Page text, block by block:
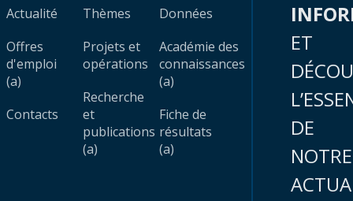
Actualité
Offres
d'emploi
(a)
Contacts
Thèmes
Projets et
opérations
Recherche
et
publications
(a)
Données
Académie des
connaissances
(a)
Fiche de
résultats
(a)
ET
DE
NOTRE